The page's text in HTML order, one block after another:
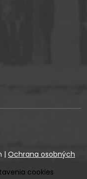
| Ochrana osobných
cookies